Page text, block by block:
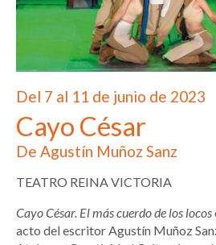
Del 7 al 11 de junio de 2023
Cayo César
De Agustín Muñoz Sanz
TEATRO REINA VICTORIA
Cayo César. El más cuerdo de los locos
acto del escritor Agustín Muñoz